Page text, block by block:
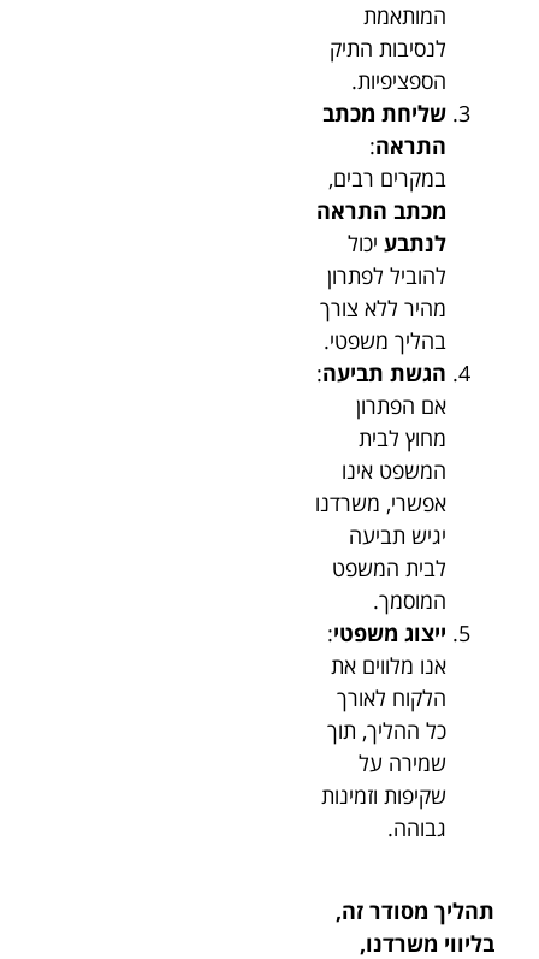
המותאמת
לנסיבות התיק
הספציפיות.
שליחת מכתב
התראה:
במקרים רבים,
מכתב התראה
לנתבע יכול
להוביל לפתרון
מהיר ללא צורך
בהליך משפטי.
הגשת תביעה:
אם הפתרון
מחוץ לבית
המשפט אינו
אפשרי, משרדנו
יגיש תביעה
לבית המשפט
המוסמך.
ייצוג משפטי:
אנו מלווים את
הלקוח לאורך
כל ההליך, תוך
שמירה על
שקיפות וזמינות
גבוהה.
תהליך מסודר זה,
בליווי משרדנו,